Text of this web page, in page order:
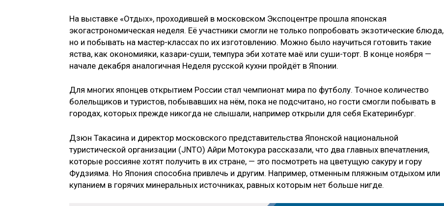
На выставке «Отдых», проходившей в московском Экспоцентре прошла японская
экогастрономическая неделя. Её участники смогли не только попробовать экзотические блюда,
но и побывать на мастер-классах по их изготовлению. Можно было научиться готовить такие
яства, как окономияки, казари-суши, темпура эби хотате маё или суши-торт. В конце ноября —
начале декабря аналогичная Неделя русской кухни пройдёт в Японии.
Для многих японцев открытием России стал чемпионат мира по футболу. Точное количество
болельщиков и туристов, побывавших на нём, пока не подсчитано, но гости смогли побывать в
городах, которых прежде никогда не слышали, например открыли для себя Екатеринбург.
Дзюн Такасина и директор московского представительства Японской национальной
туристической организации (JNTO) Айри Мотокура рассказали, что два главных впечатления,
которые россияне хотят получить в их стране, — это посмотреть на цветущую сакуру и гору
Фудзияма. Но Япония способна привлечь и другим. Например, отменным пляжным отдыхом или
купанием в горячих минеральных источниках, равных которым нет больше нигде.